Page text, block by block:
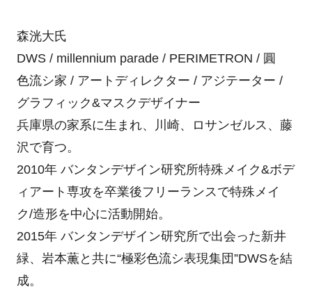
森洸大氏
DWS / millennium parade / PERIMETRON / 圓
色流シ家 / アートディレクター / アジテーター /
グラフィック&マスクデザイナー
兵庫県の家系に生まれ、川崎、ロサンゼルス、藤
沢で育つ。
2010年 バンタンデザイン研究所特殊メイク&ボデ
ィアート専攻を卒業後フリーランスで特殊メイ
ク/造形を中心に活動開始。
2015年 バンタンデザイン研究所で出会った新井
緑、岩本薫と共に“極彩色流シ表現集団”DWSを結
成。